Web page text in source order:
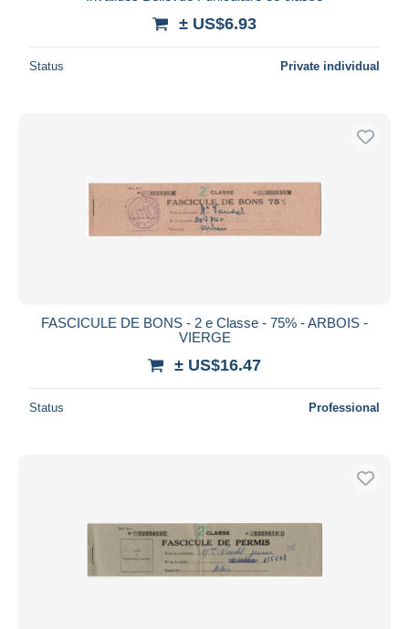
± US$6.93
Status Private individual
FASCICULE DE BONS - 2 e Classe - 75% - ARBOIS -
VIERGE
± US$16.47
Status Professional